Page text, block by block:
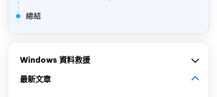
總結
Windows 資料救援
最新文章